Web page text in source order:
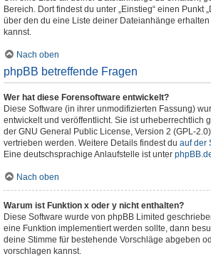
Bereich. Dort findest du unter „Einstieg“ einen Punkt
über den du eine Liste deiner Dateianhänge
kannst.
Nach oben
phpBB betreffende Fragen
Wer hat diese Forensoftware entwickelt?
Diese Software (in ihrer unmodifizierten Fassung)
entwickelt und veröffentlicht. Sie ist urheberrechtlich
der GNU General Public License, Version 2 (GPL-
vertrieben werden. Weitere Details findest du auf der
Eine deutschsprachige Anlaufstelle ist unter
Nach oben
Warum ist Funktion x oder y nicht enthalten?
Diese Software wurde von phpBB Limited
eine Funktion implementiert werden sollte, dann
deine Stimme für bestehende Vorschläge abgeben
vorschlagen kannst.